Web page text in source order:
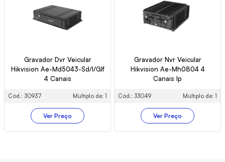
Gravador Dvr Veicular
Hikvision Ae-Md5043-Sd/I/Glf
4 Canais
Cód.: 30937 Múltiplo de: 1
Ver Preço
Gravador Nvr Veicular
Hikvision Ae-Mh0804 4
Canais Ip
Cód.: 33049 Múltiplo de: 1
Ver Preço